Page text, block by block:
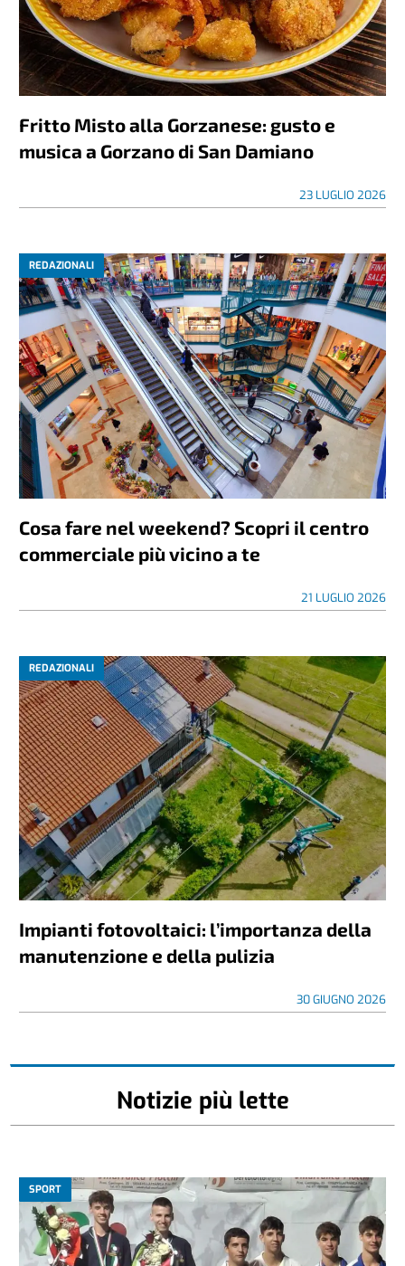
Fritto Misto alla Gorzanese: gusto e
musica a Gorzano di San Damiano
23 LUGLIO 2026
REDAZIONALI
Cosa fare nel weekend? Scopri il centro
commerciale più vicino a te
21 LUGLIO 2026
REDAZIONALI
Impianti fotovoltaici: l’importanza della
manutenzione e della pulizia
30 GIUGNO 2026
Notizie più lette
SPORT